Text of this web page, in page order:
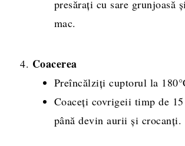
presărați cu sare grunjoasă
mac.
Coacerea
Preîncălziți cuptorul la
Coaceți covrigeii timp de
până devin aurii și crocanți.